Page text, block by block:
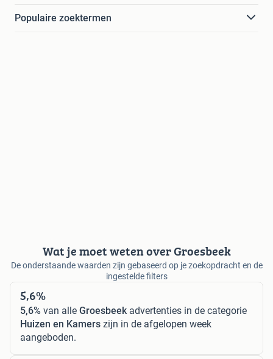
Populaire zoektermen
Wat je moet weten over Groesbeek
De onderstaande waarden zijn gebaseerd op je zoekopdracht en de
ingestelde filters
5,6%
5,6% van alle Groesbeek advertenties in de categorie
Huizen en Kamers zijn in de afgelopen week
aangeboden.